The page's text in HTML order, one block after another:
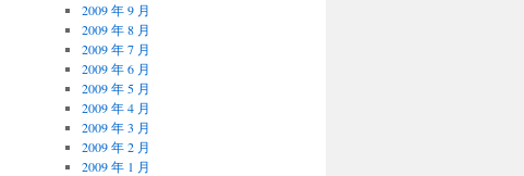
2009 年 9 月
2009 年 8 月
2009 年 7 月
2009 年 6 月
2009 年 5 月
2009 年 4 月
2009 年 3 月
2009 年 2 月
2009 年 1 月